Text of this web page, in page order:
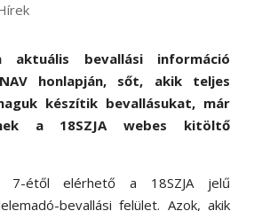
aktuális bevallási információ
honlapján, sőt, akik teljes
készítik bevallásukat, már
a 18SZJA webes kitöltő
7-étől elérhető a 18SZJA jelű
bevallási felület. Azok, akik